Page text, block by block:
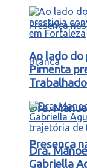
Dra.
Presença
Ao lado do
Pimenta
Dra.
Gabriella